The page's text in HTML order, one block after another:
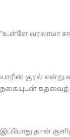
“உள்ளே வரலாமா
யாரின் குரல்
நகையுடன் கதவைத்
இப்போது தான்